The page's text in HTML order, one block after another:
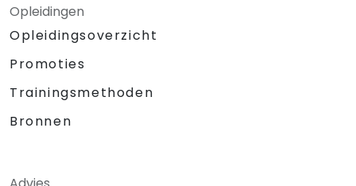
Opleidingen
Opleidingsoverzicht
Promoties
Trainingsmethoden
Bronnen